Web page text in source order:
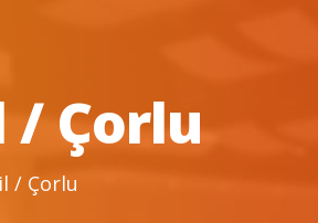
/ Çorlu
/ Çorlu